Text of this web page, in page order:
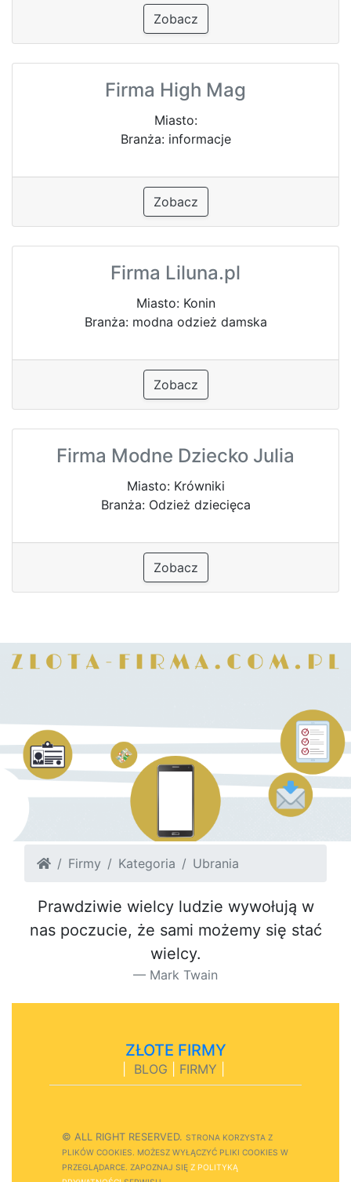
Zobacz
Firma High Mag
Miasto:
Branża: informacje
Zobacz
Firma Liluna.pl
Miasto: Konin
Branża: modna odzież damska
Zobacz
Firma Modne Dziecko Julia
Miasto: Krówniki
Branża: Odzież dziecięca
Zobacz
Firmy Kategoria Ubrania
Prawdziwie wielcy ludzie wywołują w
nas poczucie, że sami możemy się stać
wielcy.
Mark Twain
ZŁOTE FIRMY
BLOG FIRMY
© ALL RIGHT RESERVED. STRONA KORZYSTA Z
PLIKÓW COOKIES. MOŻESZ WYŁ ĄCZYĆ PL IKI COOKIES W
PRZEGLĄDARCE. ZAPOZNAJ SIĘ Z POLITYKĄ